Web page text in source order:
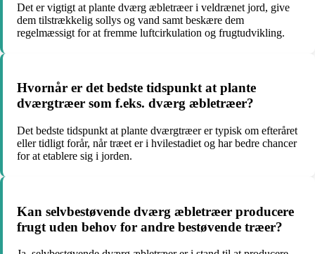
Det er vigtigt at plante dværg æbletræer i veldrænet jord, give
dem tilstrækkelig sollys og vand samt beskære dem
regelmæssigt for at fremme luftcirkulation og frugtudvikling.
Hvornår er det bedste tidspunkt at plante
dværgtræer som f.eks. dværg æbletræer?
Det bedste tidspunkt at plante dværgtræer er typisk om efteråret
eller tidligt forår, når træet er i hvilestadiet og har bedre chancer
for at etablere sig i jorden.
Kan selvbestøvende dværg æbletræer producere
frugt uden behov for andre bestøvende træer?